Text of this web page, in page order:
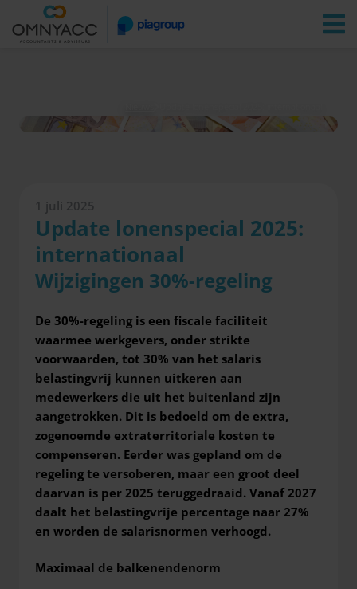
Vestigingen Zoeken
1 juli 2025
Update lonenspecial 2025:
internationaal
Wijzigingen 30%-regeling
De 30%-regeling is een fiscale faciliteit
waarmee werkgevers, onder strikte
voorwaarden, tot 30% van het salaris
belastingvrij kunnen uitkeren aan
medewerkers die uit het buitenland zijn
aangetrokken. Dit is bedoeld om de extra,
zogenoemde extraterritoriale kosten te
compenseren. Eerder was gepland om de
regeling te versoberen, maar een groot deel
daarvan is per 2025 teruggedraaid. Vanaf 2027
daalt het belastingvrije percentage naar 27%
en worden de salarisnormen verhoogd.
Maximaal de balkenendenorm